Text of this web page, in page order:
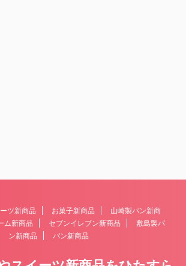
ツ新商品 お菓子新商品
山崎製パン新商
ム新商品 セブンイレブン新商品
敷島製パ
ン新商品
パン新商品